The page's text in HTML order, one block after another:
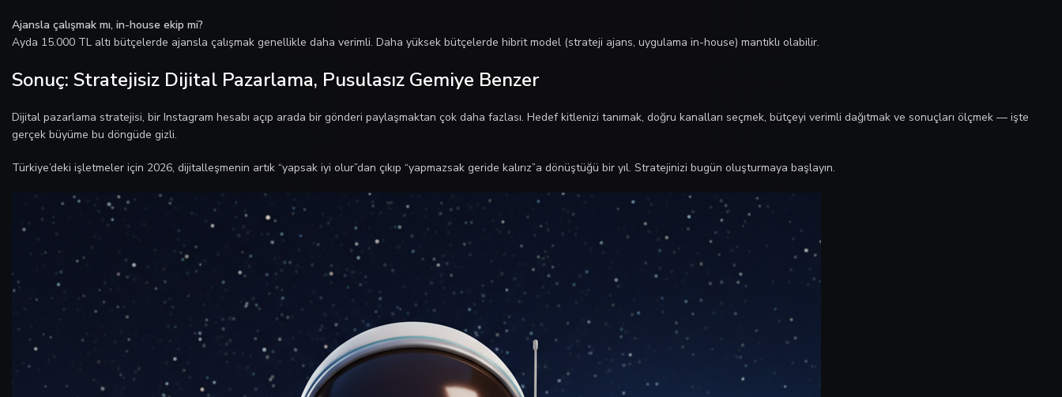
Ajansla çalışmak mı, in-house ekip mi?
Ayda 15.000 TL altı bütçelerde ajansla çalışmak genellikle daha verimli. Daha yüksek bütçelerde hibrit model (strateji ajans, uygulama in-house) mantıklı olabilir.
Sonuç: Stratejisiz Dijital Pazarlama, Pusulasız Gemiye Benzer
Dijital pazarlama stratejisi, bir Instagram hesabı açıp arada bir gönderi paylaşmaktan çok daha fazlası. Hedef kitlenizi tanımak, doğru kanalları seçmek, bütçeyi verimli dağıtmak ve sonuçları ölçmek — işte
gerçek büyüme bu döngüde gizli.
Türkiye’deki işletmeler için 2026, dijitalleşmenin artık “yapsak iyi olur”dan çıkıp “yapmazsak geride kalırız”a dönüştüğü bir yıl. Stratejinizi bugün oluşturmaya başlayın.